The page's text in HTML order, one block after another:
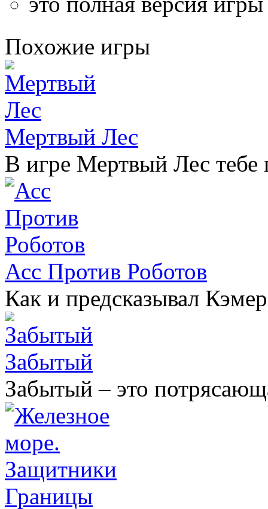
Похожие игры
Мертвый Лес
В игре Мертвый Лес тебе
Асс Против Роботов
Как и предсказывал
Забытый
Забытый – это